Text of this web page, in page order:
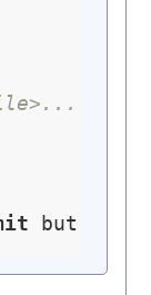
to
but